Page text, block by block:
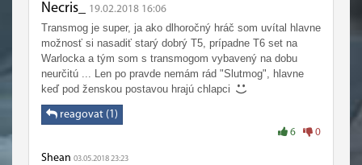
Necris_ 19.02.2018 16:06
Transmog je super, ja ako dlhoročný hráč som uvítal hlavne
možnosť si nasadiť starý dobrý T5, prípadne T6 set na
Warlocka a tým som s transmogom vybavený na dobu
neurčitú ... Len po pravde nemám rád "Slutmog", hlavne
keď pod ženskou postavou hrajú chlapci
reagovat (1)
6 0
Shean 03.05.2018 23:23